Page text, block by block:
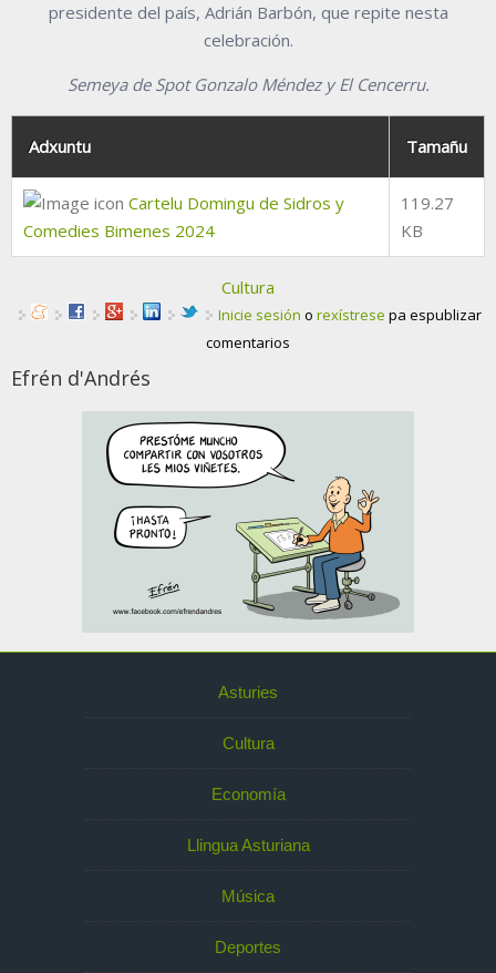
presidente del país, Adrián Barbón, que repite nesta
celebración.
Semeya de Spot Gonzalo Méndez y El Cencerru.
Adxuntu Tamañu
Cartelu Domingu de Sidros y
Comedies Bimenes 2024
119.27
KB
Cultura
Inicie sesión o rexístrese pa espublizar
comentarios
Efrén d'Andrés
Asturies
Cultura
Economía
Llingua Asturiana
Música
Deportes